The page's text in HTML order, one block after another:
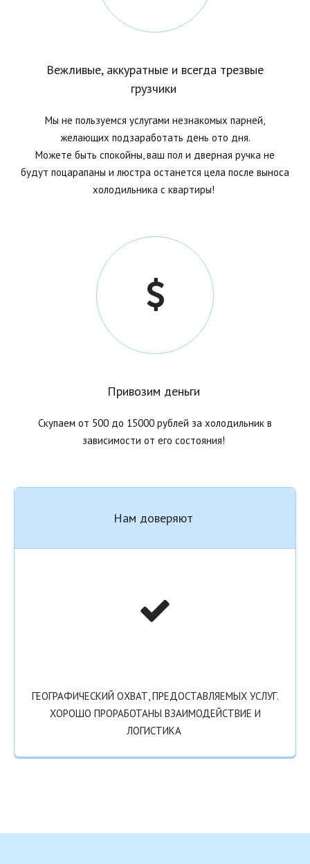
Вежливые, аккуратные и всегда трезвые
грузчики
Мы не пользуемся услугами незнакомых парней,
желающих подзаработать день ото дня.
Можете быть спокойны, ваш пол и дверная ручка не
будут поцарапаны и люстра останется цела после выноса
холодильника с квартиры!
Привозим деньги
Скупаем от 500 до 15000 рублей за холодильник в
зависимости от его состояния!
Нам доверяют
ГЕОГРАФИЧЕСКИЙ ОХВАТ, ПРЕДОСТАВЛЯЕМЫХ УСЛУГ.
ХОРОШО ПРОРАБОТАНЫ ВЗАИМОДЕЙСТВИЕ И
ЛОГИСТИКА